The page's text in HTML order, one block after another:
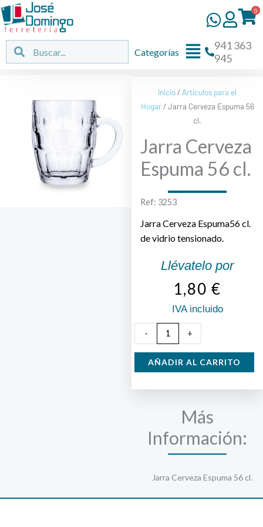
Ir
al
contenido
0
Buscar Buscar
Flyout
Categorías
941 363
945
Inicio / Artículos para el
Hogar/ Jarra Cerveza Espuma 56
cl.
Jarra Cerveza
Espuma 56 cl.
Ref: 3253
Jarra Cerveza Espuma56 cl.
de vidrio tensionado.
Llévatelo por
1,80 €
IVA incluido
-
Cerveza
Espuma
+
AÑADIR AL CARRITO
Más
Información:
Jarra Cerveza Espuma 56 cl.